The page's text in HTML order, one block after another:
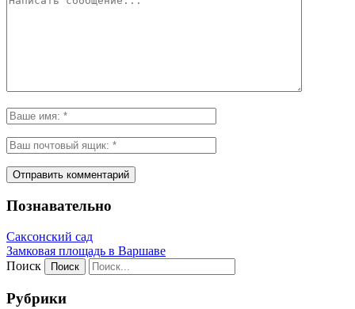
Познавательно
Саксонский сад
Замковая площадь в Варшаве
Поиск
Рубрики